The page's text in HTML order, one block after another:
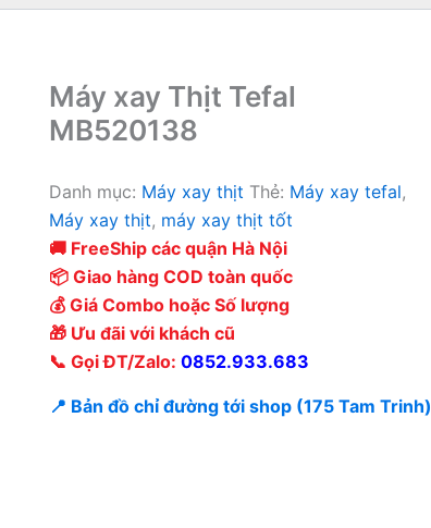
Máy xay Thịt Tefal
MB520138
Danh mục: Máy xay thịt Thẻ: Máy xay tefal,
Máy xay thịt, máy xay thịt tốt
🚚 FreeShip các quận Hà Nội
📦 Giao hàng COD toàn quốc
💰 Giá Combo hoặc Số lượng
🎁 Ưu đãi với khách cũ
📞 Gọi ĐT/Zalo: 0852.933.683
📍 Bản đồ chỉ đường tới shop (175 Tam Trinh)